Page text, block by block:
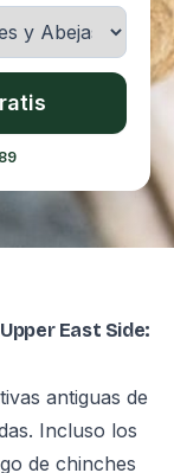
East Side:
antiguas de
Incluso los
de chinches